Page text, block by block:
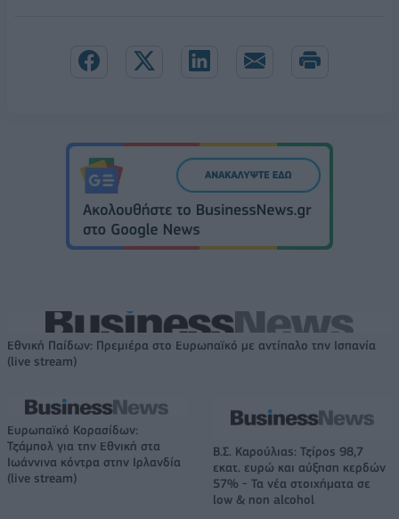
Εθνική Παίδων: Πρεμιέρα στο Ευρωπαϊκό με αντίπαλο την Ισπανία
(live stream)
Ευρωπαϊκό Κορασίδων:
Τζάμπολ για την Εθνική στα
Ιωάννινα κόντρα στην Ιρλανδία
(live stream)
Β.Σ. Καρούλιας: Τζίρος 98,7
εκατ. ευρώ και αύξηση κερδών
57% - Τα νέα στοιχήματα σε
low & non alcohol